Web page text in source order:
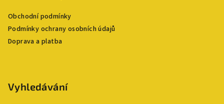
Obchodní podmínky
Podmínky ochrany osobních údajů
Doprava a platba
Vyhledávání